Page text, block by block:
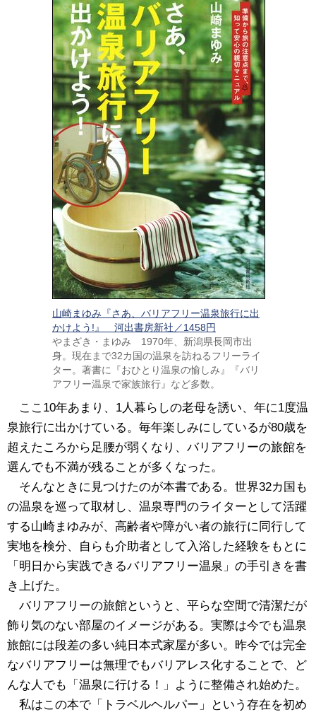
山崎まゆみ『さあ、バリアフリー温泉旅行に出
かけよう!』 河出書房新社／1458円
やまざき・まゆみ 1970年、新潟県長岡市出
身。現在まで32カ国の温泉を訪ねるフリーライ
ター。著書に『おひとり温泉の愉しみ』『バリ
アフリー温泉で家族旅行』など多数。
ここ10年あまり、1人暮らしの老母を誘い、年に1度温
泉旅行に出かけている。毎年楽しみにしているが80歳を
超えたころから足腰が弱くなり、バリアフリーの旅館を
選んでも不満が残ることが多くなった。
そんなときに見つけたのが本書である。世界32カ国も
の温泉を巡って取材し、温泉専門のライターとして活躍
する山崎まゆみが、高齢者や障がい者の旅行に同行して
実地を検分、自らも介助者として入浴した経験をもとに
「明日から実践できるバリアフリー温泉」の手引きを書
き上げた。
バリアフリーの旅館というと、平らな空間で清潔だが
飾り気のない部屋のイメージがある。実際は今でも温泉
旅館には段差の多い純日本式家屋が多い。昨今では完全
なバリアフリーは無理でもバリアレス化することで、ど
んな人でも「温泉に行ける！」ように整備され始めた。
私はこの本で「トラベルヘルパー」という存在を初め